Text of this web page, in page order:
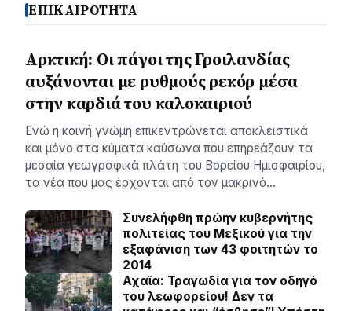
ΕΠΙΚΑΙΡΟΤΗΤΑ
Αρκτική: Οι πάγοι της Γροιλανδίας
αυξάνονται με ρυθμούς ρεκόρ μέσα
στην καρδιά του καλοκαιριού
Ενώ η κοινή γνώμη επικεντρώνεται αποκλειστικά
και μόνο στα κύματα καύσωνα που επηρεάζουν τα
μεσαία γεωγραφικά πλάτη του Βορείου Ημισφαιρίου,
τα νέα που μας έρχονται από τον μακρινό…
Συνελήφθη πρώην κυβερνήτης
πολιτείας του Μεξικού για την
εξαφάνιση των 43 φοιτητών το
2014
Αχαϊα: Τραγωδία για τον οδηγό
του λεωφορείου! Δεν τα